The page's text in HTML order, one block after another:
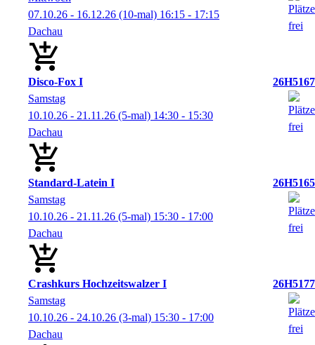
07.10.26 - 16.12.26 (10-mal) 16:15 - 17:15
Dachau
Disco-Fox I
26H5167
Samstag
10.10.26 - 21.11.26 (5-mal) 14:30 - 15:30
Dachau
Standard-Latein I
26H5165
Samstag
10.10.26 - 21.11.26 (5-mal) 15:30 - 17:00
Dachau
Crashkurs Hochzeitswalzer I
26H5177
Samstag
10.10.26 - 24.10.26 (3-mal) 15:30 - 17:00
Dachau